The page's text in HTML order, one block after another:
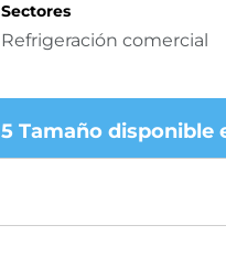
Sectores
Refrigeración comercial
5 Tamaño disponible